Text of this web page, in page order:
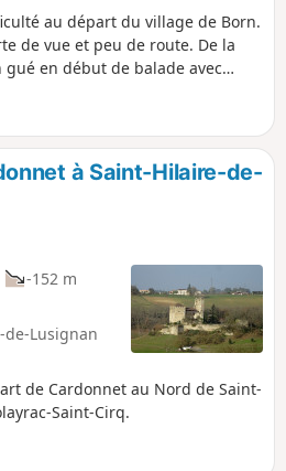
au départ du village de Born.
de vue et peu de route. De la
en début de balade avec
à Saint-Hilaire-de-
-152 m
de-Lusignan
de Cardonnet au Nord de Saint-
Saint-Cirq.